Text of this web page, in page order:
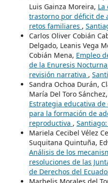
Luis Gainza Moreira, La
trastorno por déficit de
retos familiares ,
Carlos Oliver Cobián
Delgado, Leanis Vega
Cobián Mena, Empleo
de la Enuresis
revisión narrativa ,
Sandra Ochoa Durán,
María Del Toro
Estrategia educativa
para la formación de
reproductiva ,
Mariela Cecibel Vélez
Suquitana Quintuña,
Análisis de los
resoluciones de las
de Derechos del